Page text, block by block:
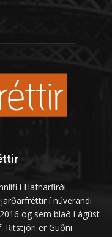
í Hafnarfirði.
í núverandi
og sem blað í ágúst
Ritstjóri er Guðni